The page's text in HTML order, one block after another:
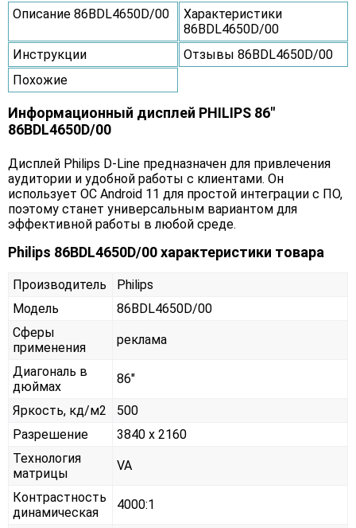
Описание 86BDL4650D/00
Характеристики
86BDL4650D/00
Инструкции
Отзывы 86BDL4650D/00
Похожие
Информационный дисплей PHILIPS 86"
86BDL4650D/00
Дисплей Philips D-Line предназначен для привлечения
аудитории и удобной работы с клиентами. Он
использует ОС Android 11 для простой интеграции с ПО,
поэтому станет универсальным вариантом для
эффективной работы в любой среде.
Philips 86BDL4650D/00 характеристики товара
Производитель
Philips
Модель
86BDL4650D/00
Сферы
применения
реклама
Диагональ в
дюймах
86"
Яркость, кд/м2
500
Разрешение
3840 x 2160
Технология
матрицы
VA
Контрастность
динамическая
4000:1